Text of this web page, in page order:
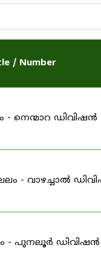
/ Number
- നെന്മാറ ഡിവിഷൻ
- വാഴച്ചാൽ
- പുനലൂർ ഡിവിഷൻ